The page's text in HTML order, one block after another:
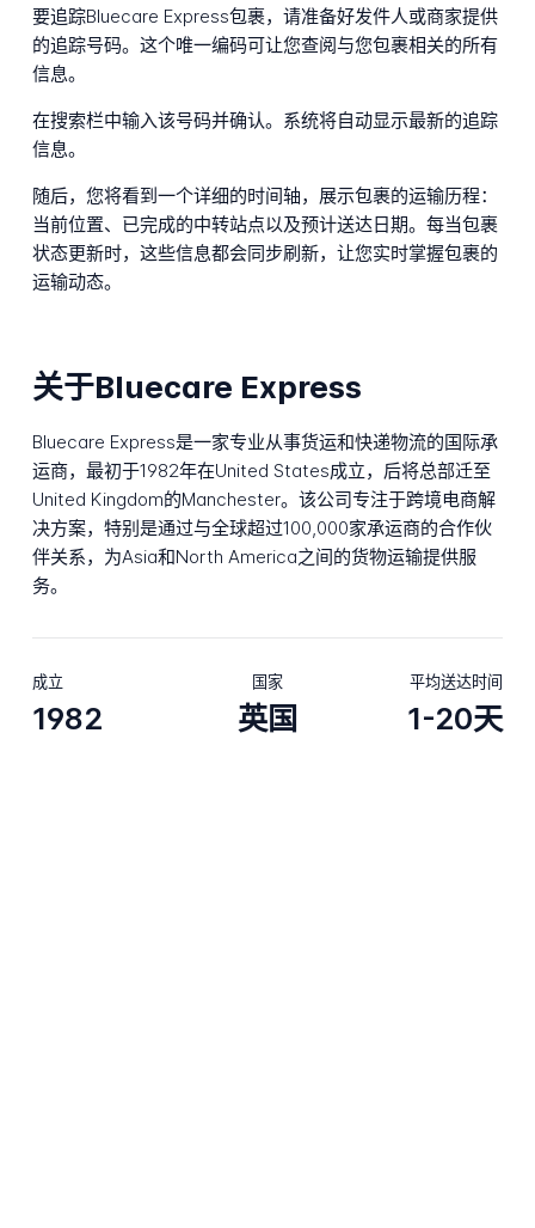
要追踪Bluecare Express包裹，请准备好发件人或商家提供
的追踪号码。这个唯一编码可让您查阅与您包裹相关的所有
信息。
在搜索栏中输入该号码并确认。系统将自动显示最新的追踪
信息。
随后，您将看到一个详细的时间轴，展示包裹的运输历程：
当前位置、已完成的中转站点以及预计送达日期。每当包裹
状态更新时，这些信息都会同步刷新，让您实时掌握包裹的
运输动态。
关于Bluecare Express
Bluecare Express是一家专业从事货运和快递物流的国际承
运商，最初于1982年在United States成立，后将总部迁至
United Kingdom的Manchester。该公司专注于跨境电商解
决方案，特别是通过与全球超过100,000家承运商的合作伙
伴关系，为Asia和North America之间的货物运输提供服
务。
成立
1982
国家
英国
平均送达时间
1-20天